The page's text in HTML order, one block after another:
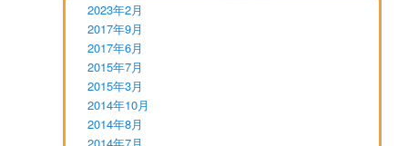
2023年2月
2017年9月
2017年6月
2015年7月
2015年3月
2014年10月
2014年8月